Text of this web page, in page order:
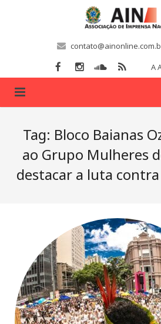
A
Sobre Nós
Associados
Notícias
PR Newswire
Cursos e Eventos
Expediente AIN
Tag: Bloco Baianas
ao Grupo Mulheres
destacar a luta